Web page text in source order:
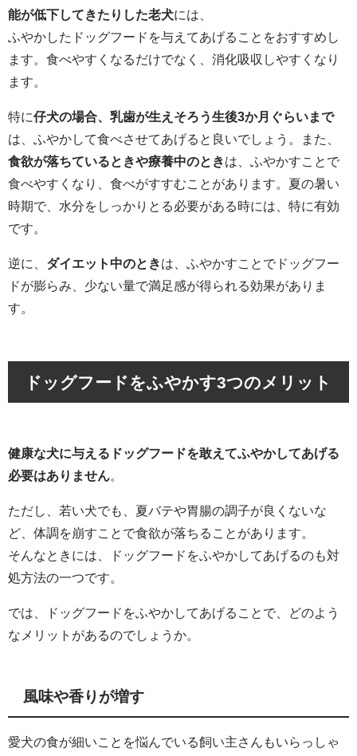
能が低下してきたりした老犬には、
ふやかしたドッグフードを与えてあげることをおすすめし
ます。食べやすくなるだけでなく、消化吸収しやすくなり
ます。
特に仔犬の場合、乳歯が生えそろう生後3か月ぐらいまで
は、ふやかして食べさせてあげると良いでしょう。また、
食欲が落ちているときや療養中のときは、ふやかすことで
食べやすくなり、食べがすすむことがあります。夏の暑い
時期で、水分をしっかりとる必要がある時には、特に有効
です。
逆に、 ダイエット中のときは、ふやかすことでドッグフー
ドが膨らみ、少ない量で満足感が得られる効果がありま
す。
ドッグフードをふやかす3つのメリット
健康な犬に与えるドッグフードを敢えてふやかしてあげる
必要はありません
ただし、若い犬でも、夏バテや胃腸の調子が良くないな
ど、体調を崩すことで食欲が落ちることがあります。
そんなときには、ドッグフードをふやかしてあげるのも対
処方法の一つです。
では、ドッグフードをふやかしてあげることで、どのよう
なメリットがあるのでしょうか。
風味や香りが増す
愛犬の食が細いことを悩んでいる飼い主さんもいらっしゃ